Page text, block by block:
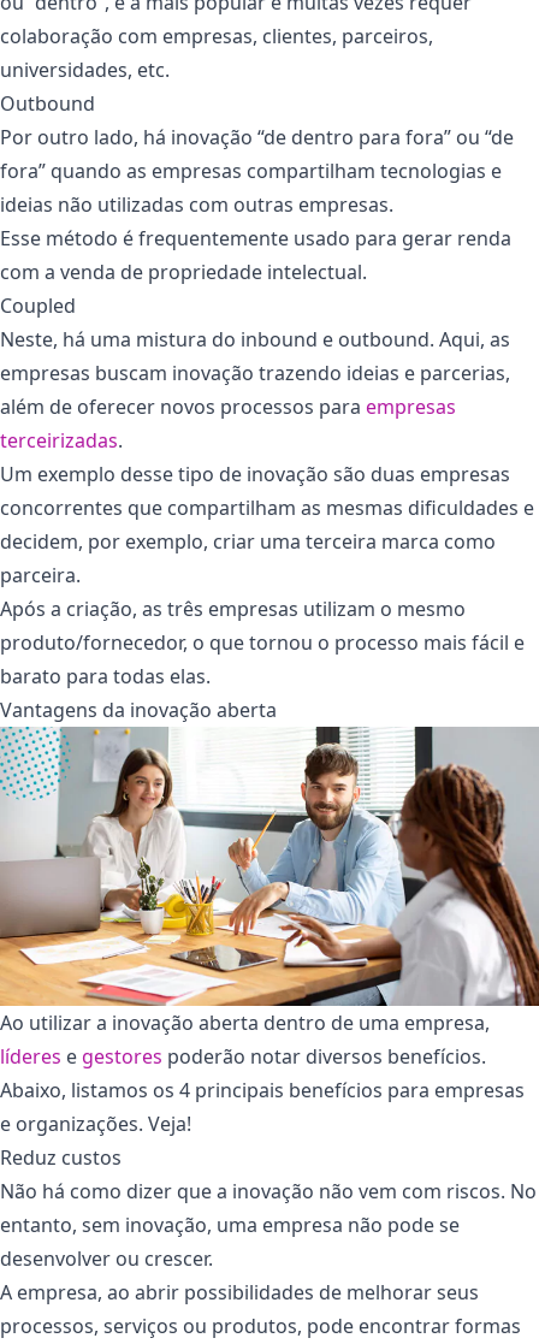
colaboração com empresas, clientes, parceiros,
universidades, etc.
Outbound
Por outro lado, há inovação “de dentro para fora” ou “de
fora” quando as empresas compartilham tecnologias e
ideias não utilizadas com outras empresas.
Esse método é frequentemente usado para gerar renda
com a venda de propriedade intelectual.
Coupled
Neste, há uma mistura do inbound e outbound. Aqui, as
empresas buscam inovação trazendo ideias e parcerias,
além de oferecer novos processos para empresas
terceirizadas.
Um exemplo desse tipo de inovação são duas empresas
concorrentes que compartilham as mesmas dificuldades e
decidem, por exemplo, criar uma terceira marca como
parceira.
Após a criação, as três empresas utilizam o mesmo
produto/fornecedor, o que tornou o processo mais fácil e
barato para todas elas.
Vantagens da inovação aberta
Ao utilizar a inovação aberta dentro de uma empresa,
líderes e gestores poderão notar diversos benefícios.
Abaixo, listamos os 4 principais benefícios para empresas
e organizações. Veja!
Reduz custos
Não há como dizer que a inovação não vem com riscos. No
entanto, sem inovação, uma empresa não pode se
desenvolver ou crescer.
A empresa, ao abrir possibilidades de melhorar seus
processos, serviços ou produtos, pode encontrar formas